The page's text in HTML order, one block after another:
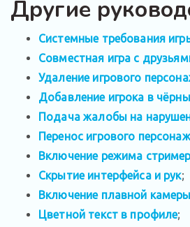
Другие
Системные требования
Совместная игра с
Удаление игрового
Добавление игрока в
Подача жалобы на
Перенос игрового
Включение режима
Скрытие интерфейса и рук;
Включение плавной камеры
Цветной текст в профиле;